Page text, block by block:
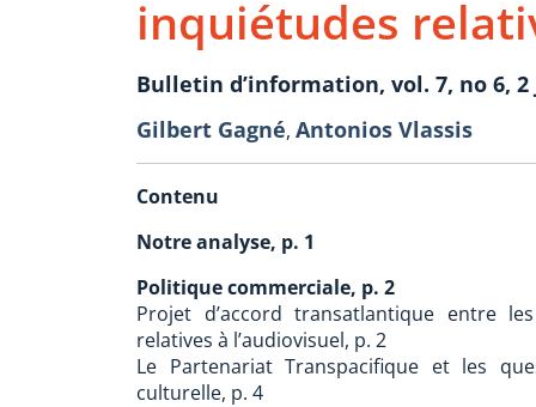
inquiétudes
Bulletin d’information, vol. 7, no 6,
Gilbert Gagné, Antonios Vlassis
Contenu
Notre analyse, p. 1
Politique commerciale, p. 2
Projet d’accord transatlantique entre
relatives à l’audiovisuel, p. 2
Le Partenariat Transpacifique et les
culturelle, p. 4